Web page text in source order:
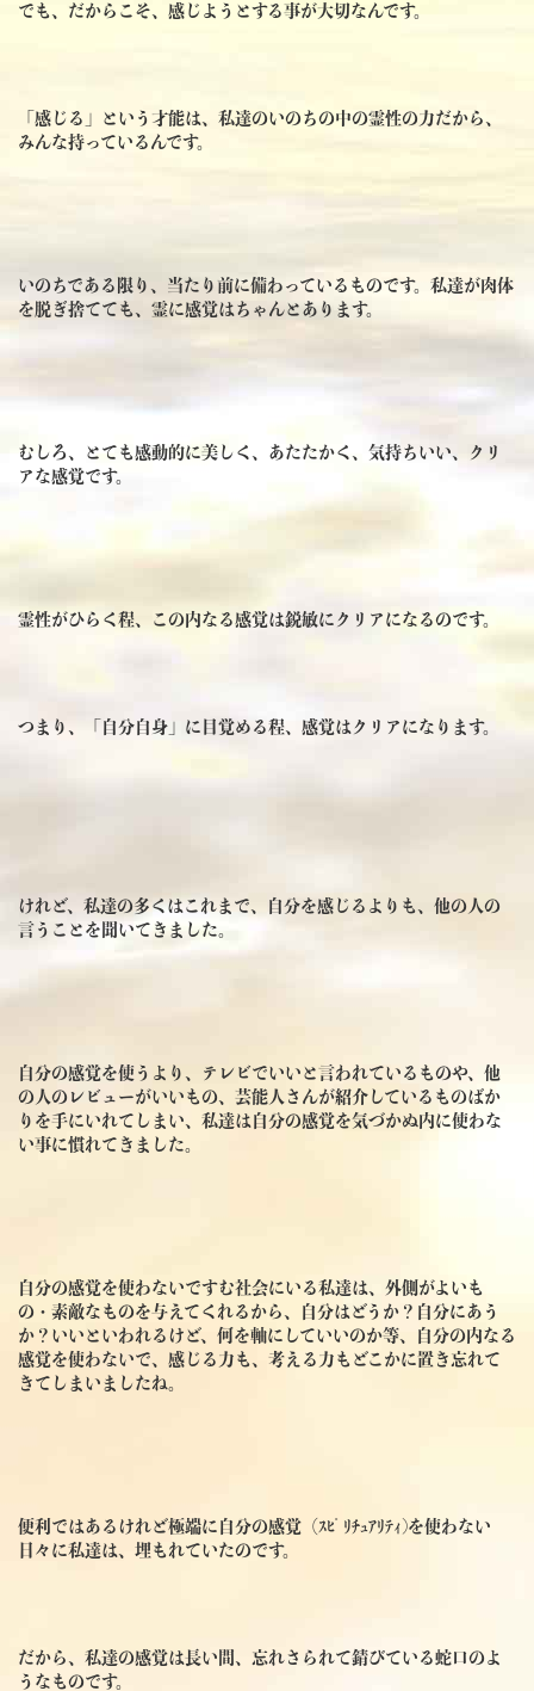
でも、だからこそ、感じようとする事が大切なんです。
「感じる」という才能は、私達のいのちの中の霊性の力だから、
みんな持っているんです。
いのちである限り、当たり前に備わっているものです。私達が肉体
を脱ぎ捨てても、霊に感覚はちゃんとあります。
むしろ、とても感動的に美しく、あたたかく、気持ちいい、クリ
アな感覚です。
霊性がひらく程、この内なる感覚は鋭敏にクリアになるのです。
つまり、「自分自身」に目覚める程、感覚はクリアになります。
けれど、私達の多くはこれまで、自分を感じるよりも、他の人の
言うことを聞いてきました。
自分の感覚を使うより、テレビでいいと言われているものや、他
の人のレビューがいいもの、芸能人さんが紹介しているものばか
りを手にいれてしまい、私達は自分の感覚を気づかぬ内に使わな
い事に慣れてきました。
自分の感覚を使わないですむ社会にいる私達は、外側がよいも
の・素敵なものを与えてくれるから、自分はどうか？自分にあう
か？いいといわれるけど、何を軸にしていいのか等、自分の内なる
感覚を使わないで、感じる力も、考える力もどこかに置き忘れて
きてしまいましたね。
便利ではあるけれど極端に自分の感覚（ｽﾋﾟﾘﾁｭｱﾘﾃｨ)を使わない
日々に私達は、埋もれていたのです。
だから、私達の感覚は長い間、忘れさられて錆びている蛇口のよ
うなものです。